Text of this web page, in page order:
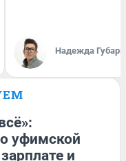
Надежда Губарь
уфимской
и